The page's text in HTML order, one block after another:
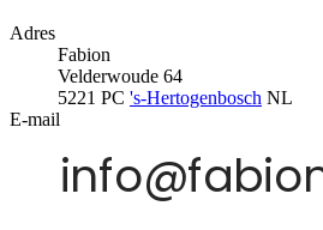
Adres
Fabion
Velderwoude 64
5221 PC 's-Hertogenbosch NL
E-mail